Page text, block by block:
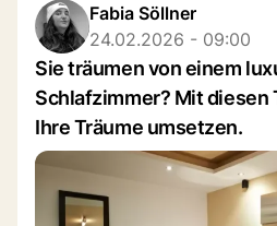
Fabia Söllner
24.02.2026 - 09:00
Sie träumen von einem
Schlafzimmer? Mit diesen
Ihre Träume umsetzen.